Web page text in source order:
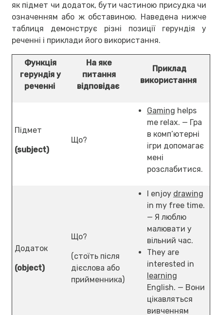
як підмет чи додаток, бути частиною присудка чи
означенням або ж обставиною. Наведена нижче
таблиця демонструє різні позиції герундія у
реченні і приклади його використання.
Функція
герундія у
реченні
На яке
питання
відповідає
Приклад
використання
Підмет
(subject)
Що?
Gaming helps
me relax. — Гра
в комп’ютерні
ігри допомагає
мені
розслабитися.
Додаток
(object)
Що?
(стоїть після
дієслова або
прийменника)
I enjoy drawing
in my free time.
— Я люблю
малювати у
вільний час.
They are
interested in
learning
English. — Вони
цікавляться
вивченням